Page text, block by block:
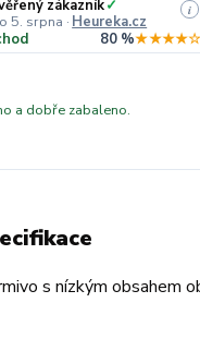
zákazník✓
5. srpna · Heureka.cz
i
80 %★★★★☆
a dobře zabaleno.
s nízkým obsahem